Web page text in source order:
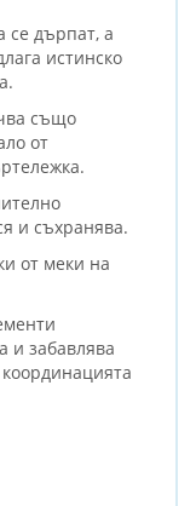
се дърпат, а
истинско
също
от
и съхранява.
от меки на
и забавлява